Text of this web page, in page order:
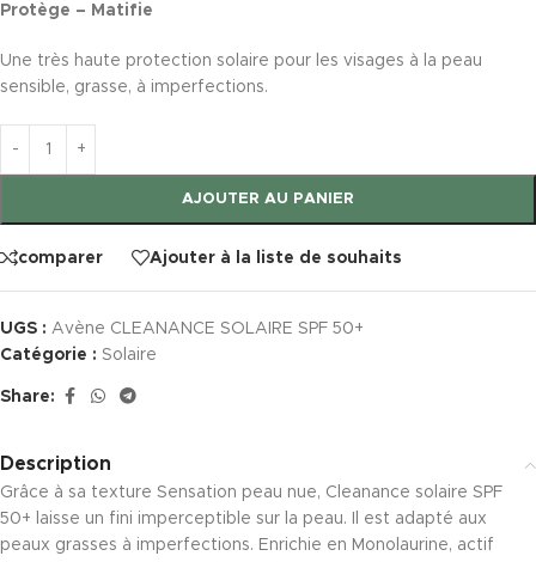
Protège – Matifie
Une très haute protection solaire pour les visages à la peau
sensible, grasse, à imperfections.
AJOUTER AU PANIER
comparer Ajouter à la liste de souhaits
UGS : Avène CLEANANCE SOLAIRE SPF 50+
Catégorie : Solaire
Share:
Description
Grâce à sa texture Sensation peau nue, Cleanance solaire SPF
50+ laisse un fini imperceptible sur la peau. Il est adapté aux
peaux grasses à imperfections. Enrichie en Monolaurine, actif